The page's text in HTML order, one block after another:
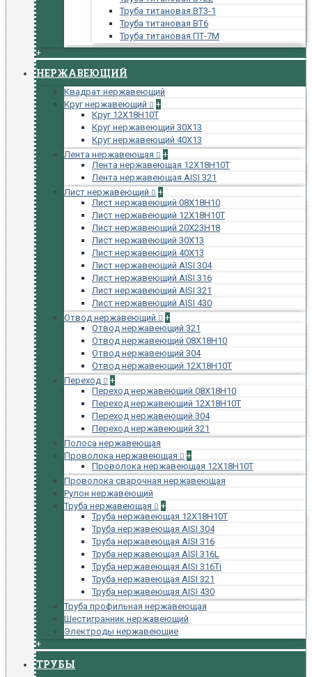
Труба титановая ВТ3-1
Труба титановая ВТ6
Труба титановая ПТ-7М
+
НЕРЖАВЕЮЩИЙ
Квадрат нержавеющий
Круг нержавеющий
+
Круг 12Х18Н10Т
Круг нержавеющий 30Х13
Круг нержавеющий 40Х13
Лента нержавеющая
+
Лента нержавеющая 12Х18Н10Т
Лента нержавеющая AISI 321
Лист нержавеющий
+
Лист нержавеющий 08Х18Н10
Лист нержавеющий 12Х18Н10Т
Лист нержавеющий 20Х23Н18
Лист нержавеющий 30Х13
Лист нержавеющий 40Х13
Лист нержавеющий AISI 304
Лист нержавеющий AISI 316
Лист нержавеющий AISI 321
Лист нержавеющий AISI 430
Отвод нержавеющий
+
Отвод нержавеющий 321
Отвод нержавеющий 08Х18Н10
Отвод нержавеющий 304
Отвод нержавеющий 12Х18Н10Т
Переход
+
Переход нержавеющий 08Х18Н10
Переход нержавеющий 12Х18Н10Т
Переход нержавеющий 304
Переход нержавеющий 321
Полоса нержавеющая
Проволока нержавеющая
+
Проволока нержавеющая 12Х18Н10Т
Проволока сварочная нержавеющая
Рулон нержавеющий
Труба нержавеющая
+
Труба нержавеющая 12Х18Н10Т
Труба нержавеющая AISI 304
Труба нержавеющая AISI 316
Труба нержавеющая AISI 316L
Труба нержавеющая AISI 316Ti
Труба нержавеющая AISI 321
Труба нержавеющая AISI 430
Труба профильная нержавеющая
Шестигранник нержавеющий
Электроды нержавеющие
+
ТРУБЫ